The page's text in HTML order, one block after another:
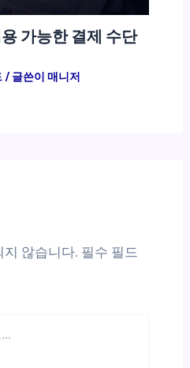
가능한 결제 수단
/ 글쓴이 매니저
지 않습니다. 필수 필드